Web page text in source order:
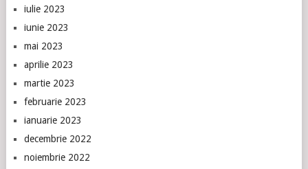
iulie 2023
iunie 2023
mai 2023
aprilie 2023
martie 2023
februarie 2023
ianuarie 2023
decembrie 2022
noiembrie 2022